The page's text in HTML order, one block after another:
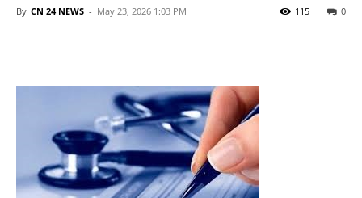
By CN 24 NEWS - May 23, 2026 1:03 PM 0
115